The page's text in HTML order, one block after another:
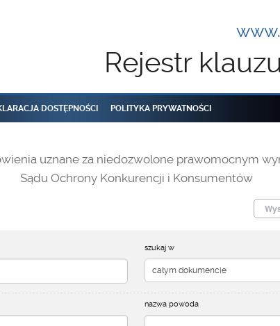
Rejestr
DOSTĘPNOŚCI POLITYKA PRYWATNOŚCI
uznane za niedozwolone prawomocnym
Sądu Ochrony Konkurencji i Konsumentów
szukaj w
nazwa powoda